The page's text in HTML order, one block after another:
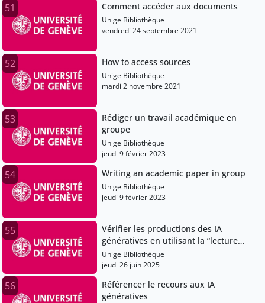
51 Comment accéder aux documents
Unige Bibliothèque
vendredi 24 septembre 2021
52 How to access sources
Unige Bibliothèque
mardi 2 novembre 2021
53
Rédiger un travail académique en
groupe
Unige Bibliothèque
jeudi 9 février 2023
54 Writing an academic paper in group
Unige Bibliothèque
jeudi 9 février 2023
55
Vérifier les productions des IA
génératives en utilisant la “lecture
latérale”
Unige Bibliothèque
jeudi 26 juin 2025
56
Référencer le recours aux IA
génératives